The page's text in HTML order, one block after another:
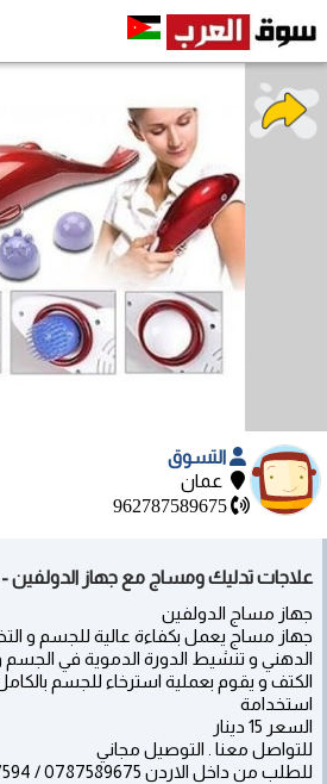
التسوق
عمان
962787589675
علاجات تدليك ومساج مع جهاز الدولفين
جهاز مساج الدولفين
جهاز مساج يعمل بكفاءة عالية للجسم و
الدهني و تنشيط الدورة الدموية في الجسم و
الكتف و يقوم بعملية استرخاء للجسم
استخدامة
السعر 15 دينار
للتواصل معنا . التوصيل مجاني
للطلب من داخل الاردن 0787589675 / 0776357594 / 0796833610